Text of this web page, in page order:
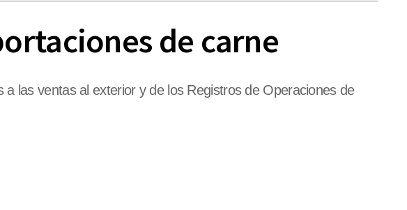
de carne
las ventas al exterior y de los Registros de Operaciones de